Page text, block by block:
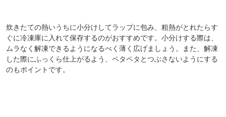
炊きたての熱いうちに小分けしてラップに包み、粗熱がとれたらす
ぐに冷凍庫に入れて保存するのがおすすめです。小分けする際は、
ムラなく解凍できるようになるべく薄く広げましょう。また、解凍
した際にふっくら仕上がるよう、ペタペタとつぶさないようにする
のもポイントです。